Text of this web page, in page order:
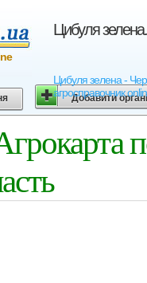
Цибуля
Цибуля зелена -
агросправочник
Добавити